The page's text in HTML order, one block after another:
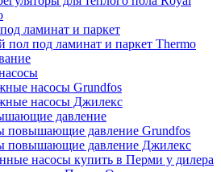
ламинат и паркет
пол под ламинат и паркет Thermo
насосы Grundfos
насосы Джилекс
давление
повышающие давление Grundfos
повышающие давление Джилекс
насосы купить в Перми у дилера